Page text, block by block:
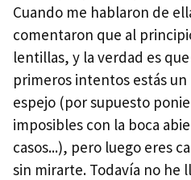
Cuando me hablaron de
comentaron que al
lentillas, y la verdad es
primeros intentos estás
espejo (por supuesto
imposibles con la boca
casos...), pero luego eres
sin mirarte. Todavía no he